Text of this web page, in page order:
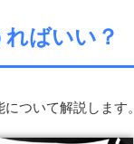
ばいい？
ついて解説します。